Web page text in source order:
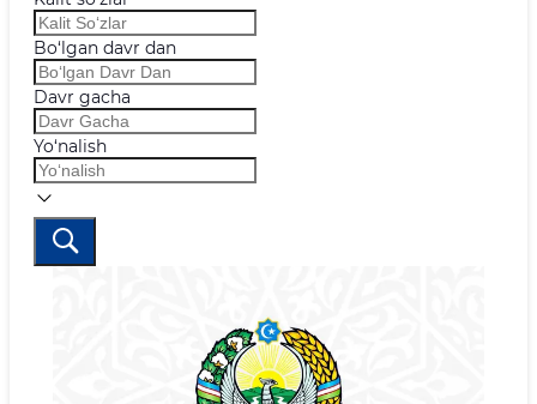
Bo‘lgan davr dan
Davr gacha
Yo‘nalish